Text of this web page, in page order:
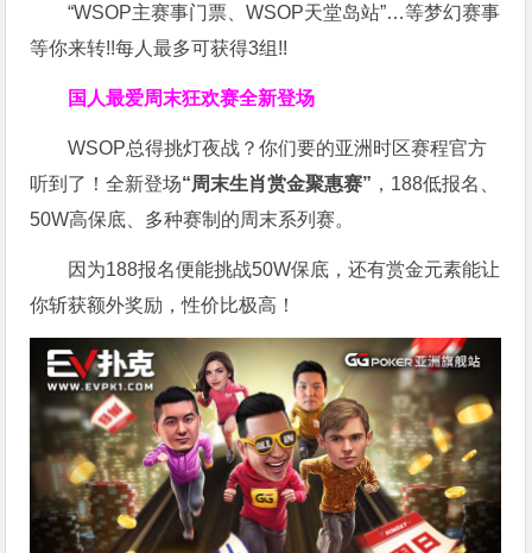
“WSOP主赛事门票、WSOP天堂岛站”…等梦幻赛事
等你来转!!每人最多可获得3组!!
国人最爱周末狂欢赛全新登场
WSOP总得挑灯夜战？你们要的亚洲时区赛程官方
听到了！全新登场“周末生肖赏金聚惠赛” ，188低报名、
50W高保底、多种赛制的周末系列赛。
因为188报名便能挑战50W保底，还有赏金元素能让
你斩获额外奖励，性价比极高！